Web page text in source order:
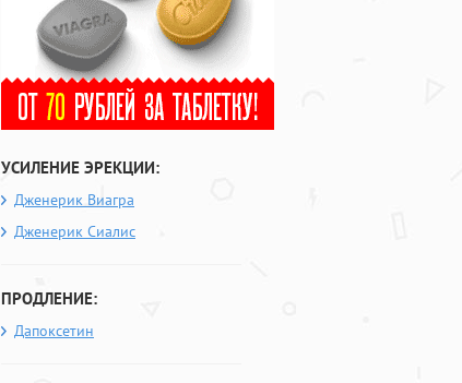
УСИЛЕНИЕ ЭРЕКЦИИ:
Дженерик Виагра
Дженерик Сиалис
ПРОДЛЕНИЕ:
Дапоксетин